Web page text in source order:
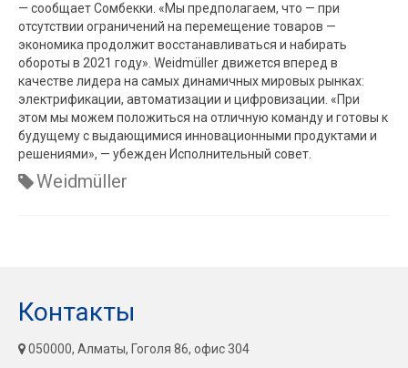
— сообщает Сомбекки. «Мы предполагаем, что — при
отсутствии ограничений на перемещение товаров —
экономика продолжит восстанавливаться и набирать
обороты в 2021 году». Weidmüller движется вперед в
качестве лидера на самых динамичных мировых рынках:
электрификации, автоматизации и цифровизации. «При
этом мы можем положиться на отличную команду и готовы к
будущему с выдающимися инновационными продуктами и
решениями», — убежден Исполнительный совет.
Weidmüller
Контакты
050000, Алматы, Гоголя 86, офис 304